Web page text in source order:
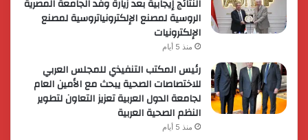
النتائج إيجابية بعد زيارة وفد الجامعة المصرية
الروسية لمصنع الإلكترونياتروسية لمصنع
الإلكترونيات
منذ 5 أيام
رئيس المكتب التنفيذي للمجلس العربي
للاختصاصات الصحية يبحث مع الأمين العام
لجامعة الدول العربية تعزيز التعاون لتطوير
النظم الصحية العربية
منذ 5 أيام